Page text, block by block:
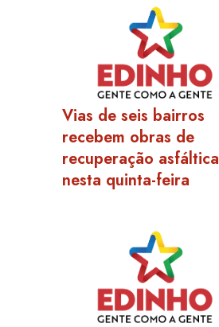
Vias de seis bairros
recebem obras de
recuperação asfáltica
nesta quinta-feira